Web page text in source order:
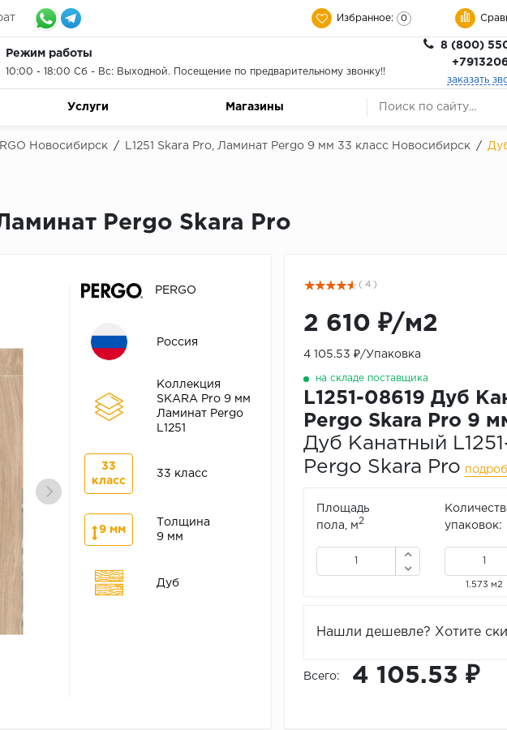
Избранное: 0
Режим работы
10:00 - 18:00 Сб - Вс: Выходной. Посещение по предварительному звонку!!
8 (800)
заказать
Услуги Магазины
Новосибирск / L1251 Skara Pro, Ламинат Pergo 9 мм 33 класс Новосибирск /
Pergo Skara Pro
PERGO
Россия
Коллекция
SKARA Pro 9 мм
Ламинат Pergo
L1251
33
класс
33 класс
9 мм
Толщина
9 мм
Дуб
( 4 )
2 610 ₽/м2
4 105.53 ₽/Упаковка
на складе поставщика
L1251-08619 Дуб
Pergo Skara Pro 9
Дуб Канатный
Pergo Skara Pro
Площадь
пола, м2
упаковок:
1.573 м2
Нашли дешевле? Хотите
Всего: 4 105.53 ₽